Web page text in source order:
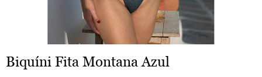
Biquíni Fita Montana Azul